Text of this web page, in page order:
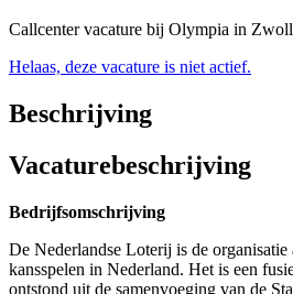
Callcenter vacature bij Olympia in
Helaas, deze vacature is niet actief.
Beschrijving
Vacaturebeschrijving
Bedrijfsomschrijving
De Nederlandse Loterij is de organisatie
kansspelen in Nederland. Het is een
ontstond uit de samenvoeging van de